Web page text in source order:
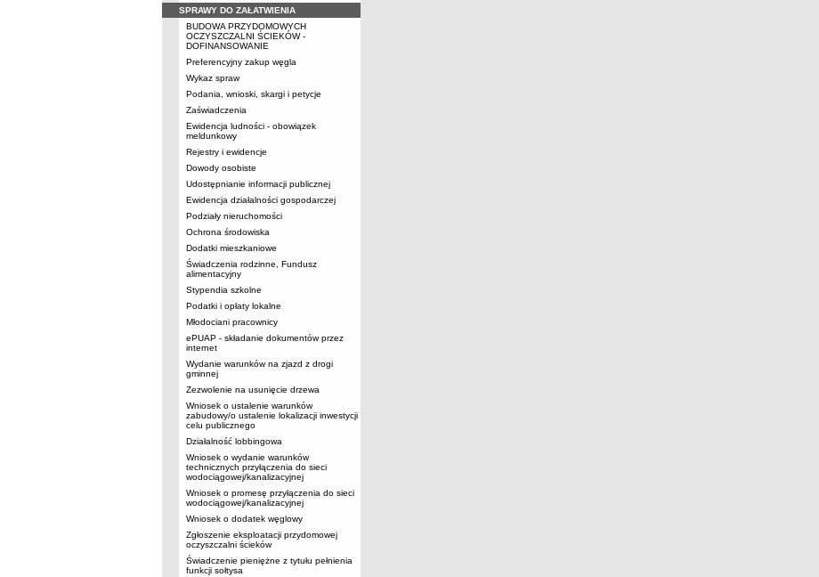
SPRAWY DO ZAŁATWIENIA
BUDOWA PRZYDOMOWYCH
OCZYSZCZALNI ŚCIEKÓW -
DOFINANSOWANIE
Preferencyjny zakup węgla
Wykaz spraw
Podania, wnioski, skargi i petycje
Zaświadczenia
Ewidencja ludności - obowiązek
meldunkowy
Rejestry i ewidencje
Dowody osobiste
Udostępnianie informacji publicznej
Ewidencja działalności gospodarczej
Podziały nieruchomości
Ochrona środowiska
Dodatki mieszkaniowe
Świadczenia rodzinne, Fundusz
alimentacyjny
Stypendia szkolne
Podatki i opłaty lokalne
Młodociani pracownicy
ePUAP - składanie dokumentów przez
internet
Wydanie warunków na zjazd z drogi
gminnej
Zezwolenie na usunięcie drzewa
Wniosek o ustalenie warunków
zabudowy/o ustalenie lokalizacji inwestycji
celu publicznego
Działalność lobbingowa
Wniosek o wydanie warunków
technicznych przyłączenia do sieci
wodociągowej/kanalizacyjnej
Wniosek o promesę przyłączenia do sieci
wodociągowej/kanalizacyjnej
Wniosek o dodatek węglowy
Zgłoszenie eksploatacji przydomowej
oczyszczalni ścieków
Świadczenie pieniężne z tytułu pełnienia
funkcji sołtysa